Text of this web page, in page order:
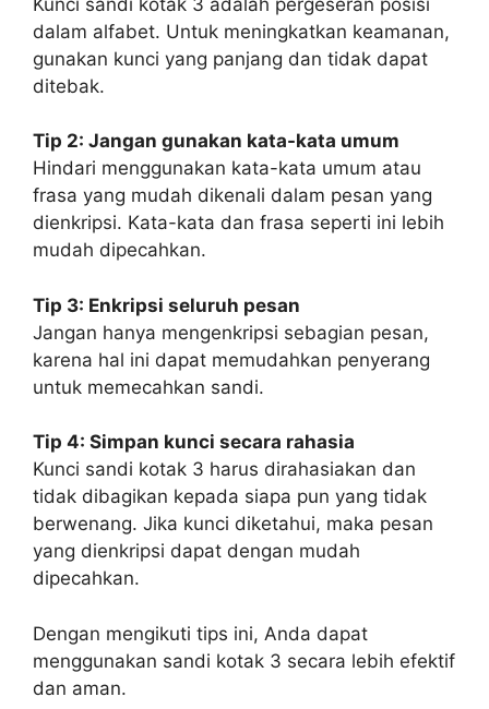
dalam alfabet. Untuk meningkatkan keamanan,
gunakan kunci yang panjang dan tidak dapat
ditebak.
Tip 2: Jangan gunakan kata-kata umum
Hindari menggunakan kata-kata umum atau
frasa yang mudah dikenali dalam pesan yang
dienkripsi. Kata-kata dan frasa seperti ini lebih
mudah dipecahkan.
Tip 3: Enkripsi seluruh pesan
Jangan hanya mengenkripsi sebagian pesan,
karena hal ini dapat memudahkan penyerang
untuk memecahkan sandi.
Tip 4: Simpan kunci secara rahasia
Kunci sandi kotak 3 harus dirahasiakan dan
tidak dibagikan kepada siapa pun yang tidak
berwenang. Jika kunci diketahui, maka pesan
yang dienkripsi dapat dengan mudah
dipecahkan.
Dengan mengikuti tips ini, Anda dapat
menggunakan sandi kotak 3 secara lebih efektif
dan aman.